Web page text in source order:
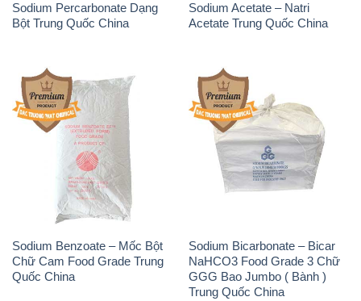
Sodium Percarbonate Dạng
Bột Trung Quốc China
Sodium Acetate – Natri
Acetate Trung Quốc China
Sodium Benzoate – Mốc Bột
Chữ Cam Food Grade Trung
Quốc China
Sodium Bicarbonate – Bicar
NaHCO3 Food Grade 3 Chữ
GGG Bao Jumbo ( Bành )
Trung Quốc China